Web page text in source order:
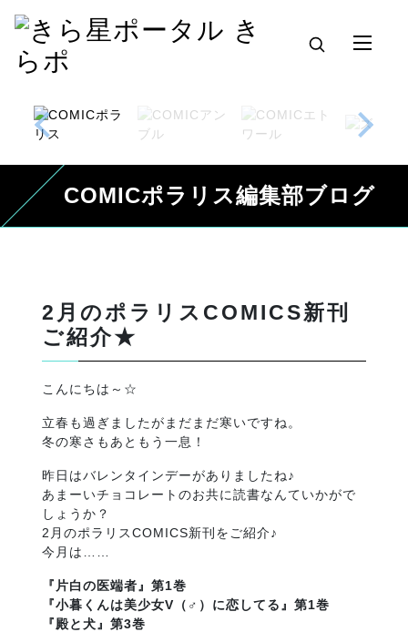
COMICポラリス編集部ブログ
2月のポラリスCOMICS新刊
ご紹介★
こんにちは～☆
立春も過ぎましたがまだまだ寒いですね。
冬の寒さもあともう一息！
昨日はバレンタインデーがありましたね♪
あまーいチョコレートのお共に読書なんていかがで
しょうか？
2月のポラリスCOMICS新刊をご紹介♪
今月は……
『片白の医端者』第1巻
『小暮くんは美少女V（♂）に恋してる』第1巻
『殿と犬』第3巻